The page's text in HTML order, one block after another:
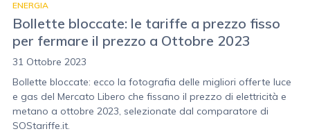
ENERGIA
Bollette bloccate: le tariffe a prezzo fisso
per fermare il prezzo a Ottobre 2023
31 Ottobre 2023
Bollette bloccate: ecco la fotografia delle migliori offerte luce
e gas del Mercato Libero che fissano il prezzo di elettricità e
metano a ottobre 2023, selezionate dal comparatore di
SOStariffe.it.